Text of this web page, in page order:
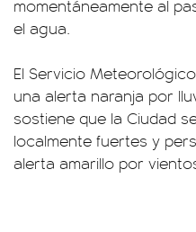
momentáneamente al
el agua.
El Servicio
una alerta naranja por
sostiene que la Ciudad
localmente fuertes y
alerta amarillo por